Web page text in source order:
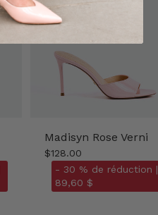
Madisyn Rose Verni
$128.00
- 30 % de réduction |
89,60 $